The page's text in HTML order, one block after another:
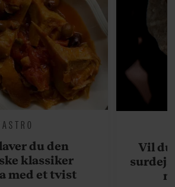
du den
klassiker
med et tvist
Vil du